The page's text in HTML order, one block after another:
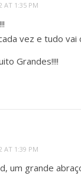
AT 1:35 PM
vez e tudo vai
Grandes!!!!
AT 1:39 PM
um grande